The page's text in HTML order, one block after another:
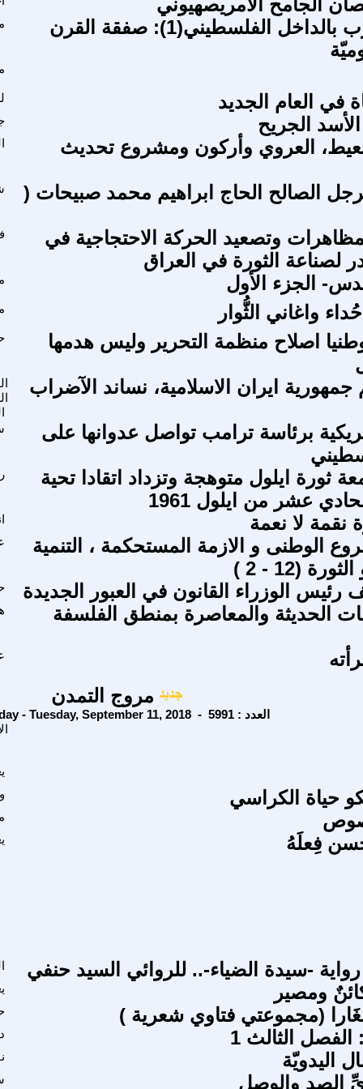
الجامح الامريصهيوني
سؤال الحزب بالداخل الفلسطيني(1): صفقة القرن
في العام الجديد
الجريح
العروي وأركون ومشروع تحديث
الصالح الحاج ابراهيم محمد صبيحات (
وتصعيد الحركة الاحتجاجية في
لصناعة الثورة في العراق
الجزء الأول
واغاني الثُّوار
اصلاح منظمة التحرير وليس هدمها
جمهورية ايران الاسلامية، نساند الآضراب
برئاسة ترامب تواصل عدوانها على
ثورة ايلول متوهجة وتزداد اتقادا تحية
عشر من ايلول 1961
نقمة لا نعمة
الوطنى و الازمة المستحكمة ، التنمية
(12 - 2 )
رئيس الوزراء القانون في العبور الجديدة
الحديثة والمعاصرة بمنطق الفلسفة
مروج التمدن
Tuesday - Tuesday, September 11, 2018 - العدد : 5991
حياة الكراسي
-سيدة الضياء-.. للروائي السيد حنفي
(مجموعتي فتاوي شعرية )
الثالث 1
اليدويّة
الصد والوصل